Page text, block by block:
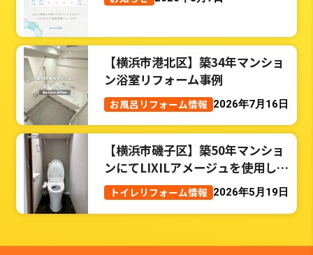
【横浜市港北区】築34年マンショ
ン浴室リフォーム事例
お風呂リフォーム情報 2026年7月16日
【横浜市磯子区】築50年マンショ
ンにてLIXILアメージュを使用した
トイレリフォーム事例
トイレリフォーム情報 2026年5月19日